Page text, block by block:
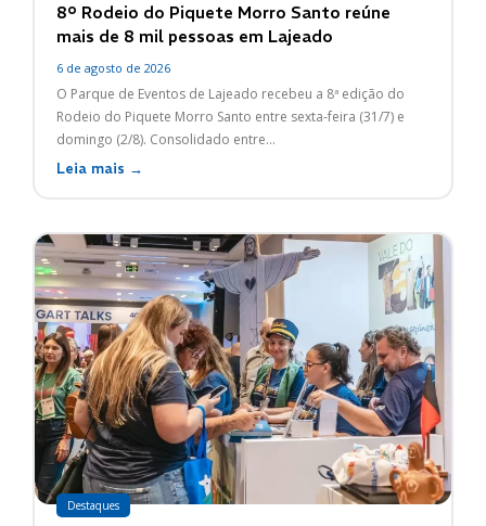
8º Rodeio do Piquete Morro Santo reúne
mais de 8 mil pessoas em Lajeado
6 de agosto de 2026
O Parque de Eventos de Lajeado recebeu a 8ª edição do
Rodeio do Piquete Morro Santo entre sexta-feira (31/7) e
domingo (2/8). Consolidado entre...
Leia mais →
Destaques